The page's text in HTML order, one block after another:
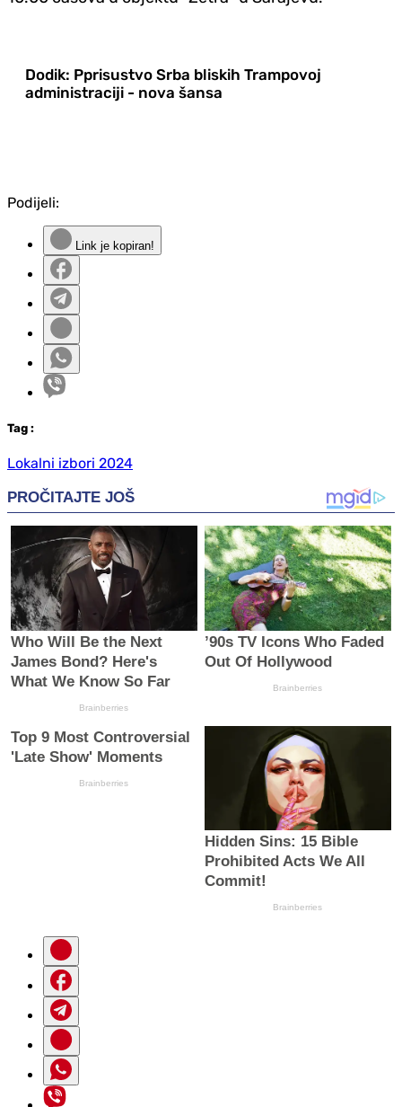
Dodik: Pprisustvo Srba bliskih Trampovoj
administraciji - nova šansa
Podijeli:
Link je kopiran!
Tag :
Lokalni izbori 2024